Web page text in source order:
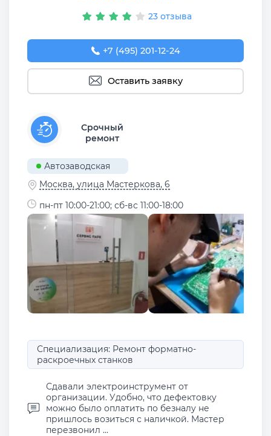
23 отзыва
+7 (495) 201-12-24
Оставить заявку
Срочный
ремонт
Автозаводская
Москва, улица Мастеркова, 6
пн-пт 10:00-21:00; сб-вс 11:00-18:00
Специализация: Ремонт форматно-
раскроечных станков
Сдавали электроинструмент от
организации. Удобно, что дефектовку
можно было оплатить по безналу не
пришлось возиться с наличкой. Мастер
перезвонил ...